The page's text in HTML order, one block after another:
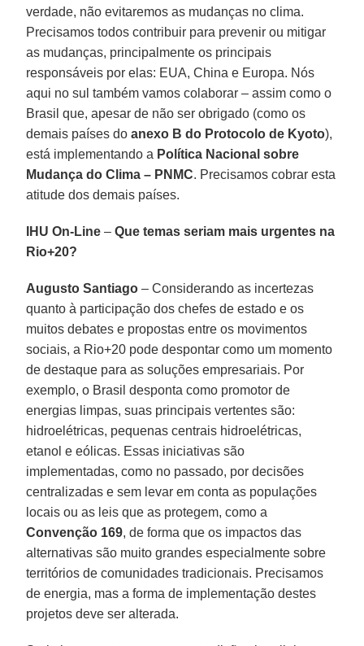
verdade, não evitaremos as mudanças no clima.
Precisamos todos contribuir para prevenir ou mitigar
as mudanças, principalmente os principais
responsáveis por elas: EUA, China e Europa. Nós
aqui no sul também vamos colaborar – assim como o
Brasil que, apesar de não ser obrigado (como os
demais países doanexo B do Protocolo de Kyoto),
está implementando a Política Nacional sobre
Mudança do Clima – PNMC. Precisamos cobrar esta
atitude dos demais países.
IHU On-Line– Que temas seriam mais urgentes na
Rio+20?
Augusto Santiago– Considerando as incertezas
quanto à participação dos chefes de estado e os
muitos debates e propostas entre os movimentos
sociais, a Rio+20 pode despontar como um momento
de destaque para as soluções empresariais. Por
exemplo, o Brasil desponta como promotor de
energias limpas, suas principais vertentes são:
hidroelétricas, pequenas centrais hidroelétricas,
etanol e eólicas. Essas iniciativas são
implementadas, como no passado, por decisões
centralizadas e sem levar em conta as populações
locais ou as leis que as protegem, como a
Convenção 169, de forma que os impactos das
alternativas são muito grandes especialmente sobre
territórios de comunidades tradicionais. Precisamos
de energia, mas a forma de implementação destes
projetos deve ser alterada.